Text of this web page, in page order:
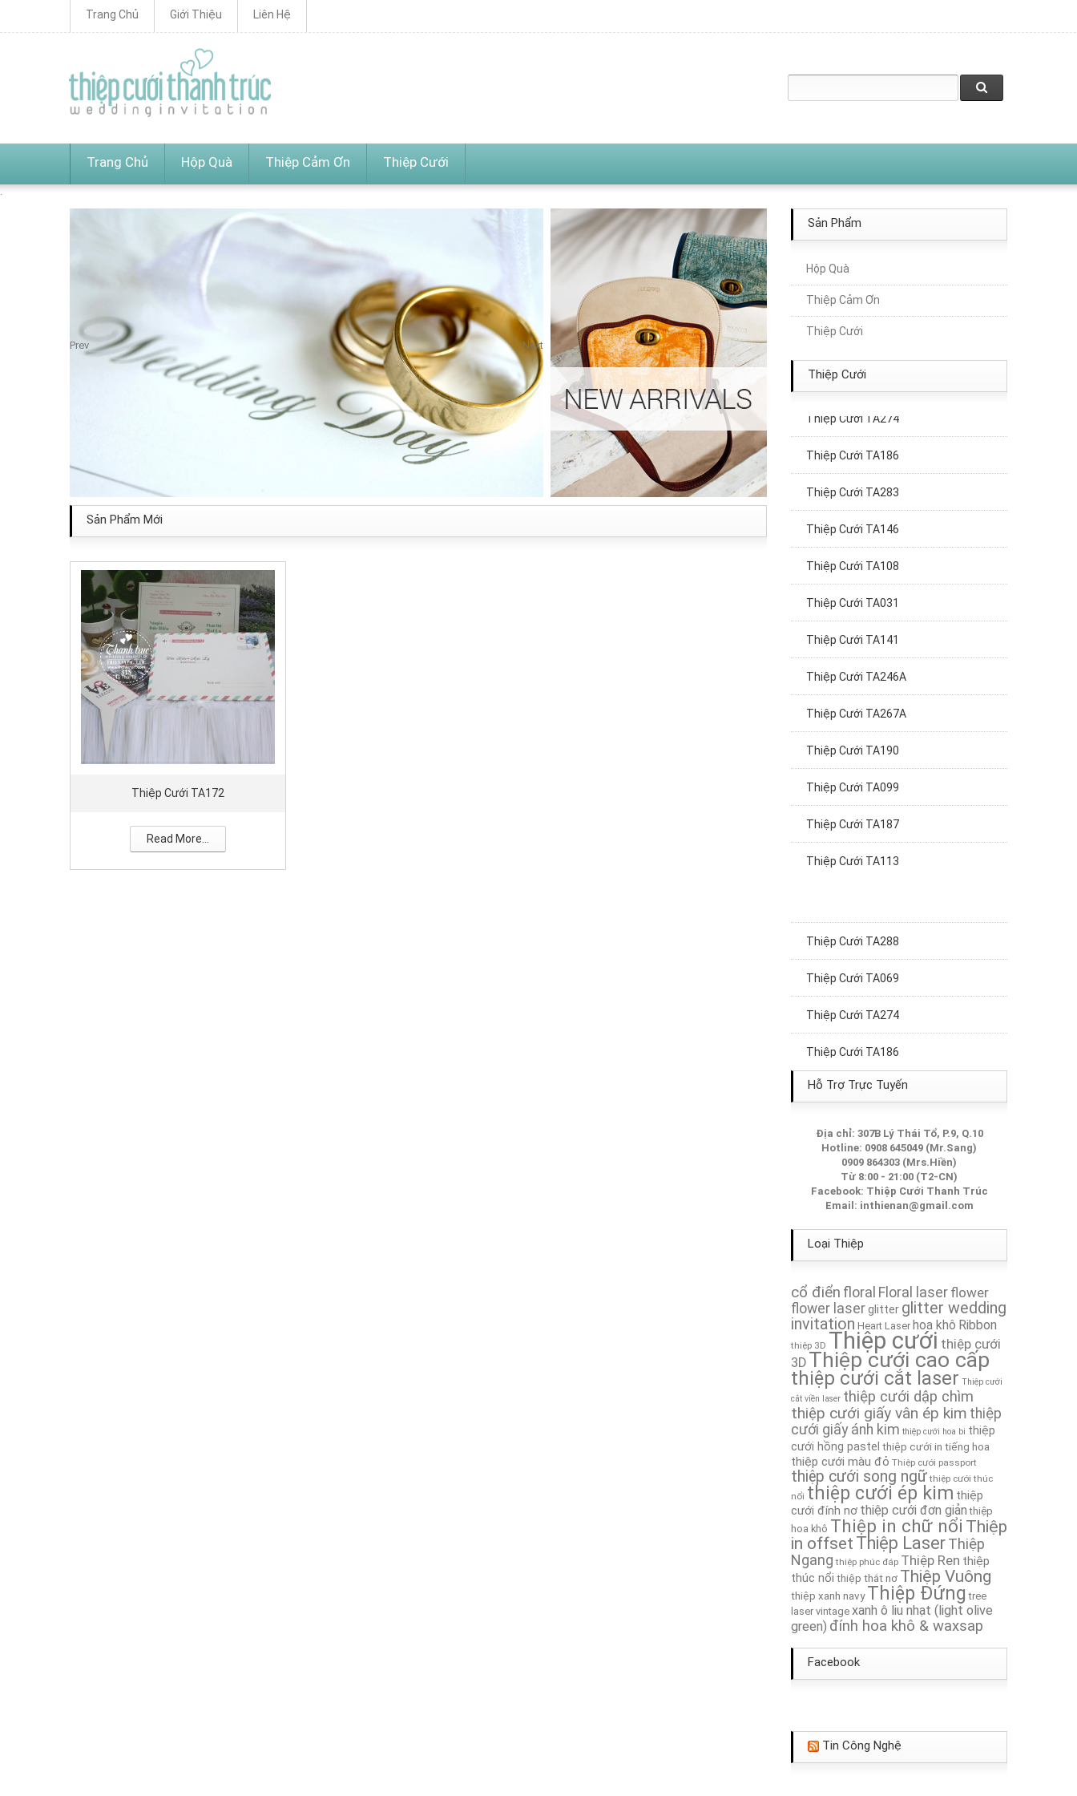
Trang Chủ Giới Thiệu Liên Hệ
Trang Chủ Hộp Quà Thiệp Cảm Ơn Thiệp Cưới
Prev Next
Sản Phẩm Mới
Thiệp Cưới TA172
Read More...
Sản Phẩm
Hộp Quà
Thiệp Cảm Ơn
Thiệp Cưới
Thiệp Cưới
Thiệp Cưới TA288
Thiệp Cưới TA069
Thiệp Cưới TA283
Thiệp Cưới TA108
Thiệp Cưới TA031
Thiệp Cưới TA141
Thiệp Cưới TA246A
Thiệp Cưới TA267A
Thiệp Cưới TA190
Thiệp Cưới TA099
Thiệp Cưới TA187
Thiệp Cưới TA113
Hỗ Trợ Trực Tuyến
Địa chỉ: 307B Lý Thái Tổ, P.9, Q.10
Hotline: 0908 645049 (Mr.Sang)
0909 864303 (Mrs.Hiền)
Từ 8:00 - 21:00 (T2-CN)
Facebook: Thiệp Cưới Thanh Trúc
Email: inthienan@gmail.com
Loại Thiệp
cổ điển floral Floral laser flower
flower laserglitter glitter wedding
invitation Heart Laser hoa khô Ribbon
thiệp 3D Thiệp cưới thiệp cưới
3D Thiệp cưới cao cấp
thiệp cưới cắt laser Thiệp cưới
cắt viền laser thiệp cưới dập chìm
thiệp cưới giấy vân ép kim thiệp
cưới giấy ánh kim thiệp cưới hoa bi thiệp
cưới hồng pastel thiệp cưới in tiếng hoa
thiệp cưới màu đỏ Thiệp cưới passport
thiệp cưới song ngữ thiệp cưới thúc
nổi thiệp cưới ép kim thiệp
cưới đính nơ thiệp cưới đơn giản thiệp
hoa khô Thiệp in chữ nổi Thiệp
in offset Thiệp LaserThiệp
Ngang thiệp phúc đáp Thiệp Ren thiệp
thúc nổi thiệp thắt nơ Thiệp Vuông
thiệp xanh navy Thiệp Đứng tree
laser vintage xanh ô liu nhạt (light olive
green) đính hoa khô & waxsap
Facebook
Tin Công Nghệ